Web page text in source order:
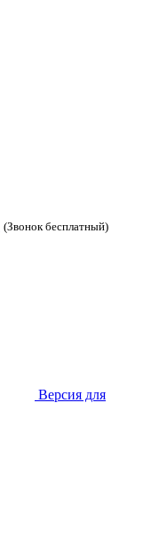
(Звонок бесплатный)
Версия для